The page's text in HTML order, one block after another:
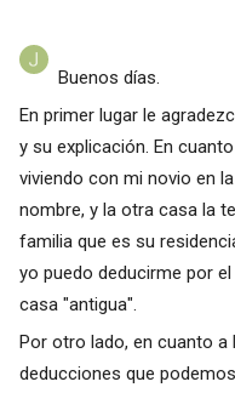
Buenos días.
En primer lugar le
y su explicación. En
viviendo con mi novio en
nombre, y la otra casa la
familia que es su
yo puedo deducirme por
casa "antigua".
Por otro lado, en cuanto
deducciones que